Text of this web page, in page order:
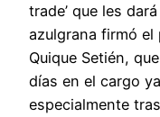
trade’ que les
azulgrana firmó
Quique Setién,
días en el cargo
especialmente